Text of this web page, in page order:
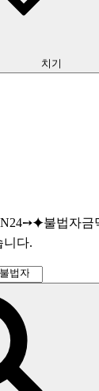
치기
불법자금
니다.